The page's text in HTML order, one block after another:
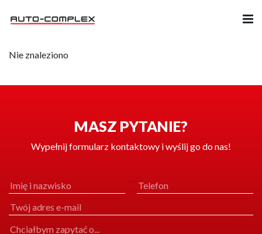
Samochody
Ubezpieczenia
Części i Akcesoria
Firma
Likwidacja szkód
Nie znaleziono
MASZ PYTANIE?
Wypełnij formularz kontaktowy i wyślij go do nas!